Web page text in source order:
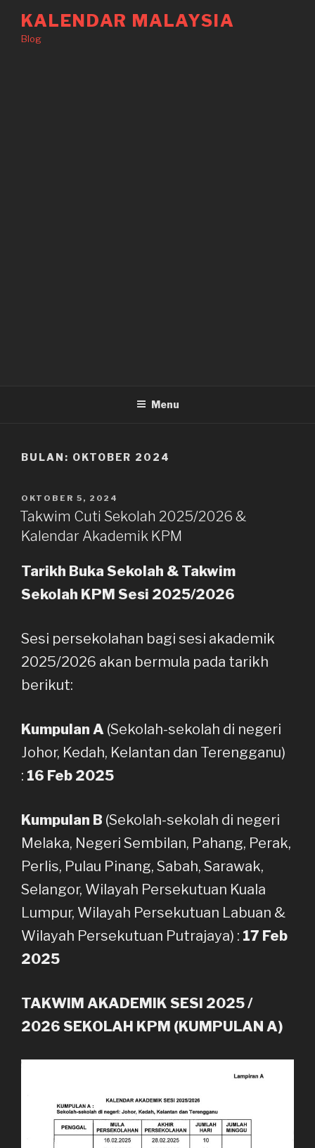
kandungan
KALENDAR MALAYSIA
Blog
Menu
BULAN: OKTOBER 2024
DIKIRIM
PADA
OKTOBER 5, 2024
Takwim Cuti Sekolah 2025/2026 &
Kalendar Akademik KPM
Tarikh Buka Sekolah & Takwim
Sekolah KPM Sesi 2025/2026
Sesi persekolahan bagi sesi akademik
2025/2026 akan bermula pada tarikh
berikut:
Kumpulan A (Sekolah-sekolah di negeri
Johor, Kedah, Kelantan dan Terengganu)
: 16 Feb 2025
Kumpulan B (Sekolah-sekolah di negeri
Melaka, Negeri Sembilan, Pahang, Perak,
Perlis, Pulau Pinang, Sabah, Sarawak,
Selangor, Wilayah Persekutuan Kuala
Lumpur, Wilayah Persekutuan Labuan &
Wilayah Persekutuan Putrajaya) : 17 Feb
2025
TAKWIM AKADEMIK SESI 2025 /
2026 SEKOLAH KPM (KUMPULAN A)